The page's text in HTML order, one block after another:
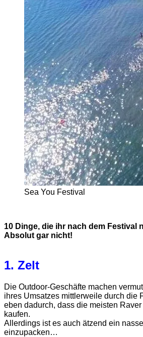
Sea You Festival
10 Dinge, die ihr nach dem Festival
Absolut gar nicht!
1. Zelt
Die Outdoor-Geschäfte machen
ihres Umsatzes mittlerweile durch die
eben dadurch, dass die meisten Raver
kaufen.
Allerdings ist es auch ätzend ein
einzupacken…